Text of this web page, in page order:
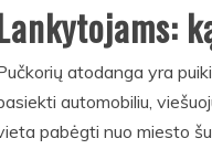
atodanga yra
automobiliu,
pabėgti nuo miesto